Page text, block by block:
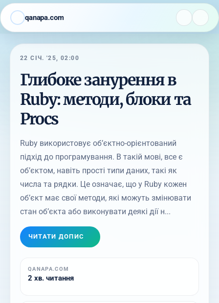
qanapa.com
22 СІЧ. '25, 02:00
Глибоке занурення в
Ruby: методи, блоки та
Procs
Ruby використовує об’єктно-орієнтований
підхід до програмування. В такій мові, все є
об’єктом, навіть прості типи даних, такі як
числа та рядки. Це означає, що у Ruby кожен
об’єкт має свої методи, які можуть змінювати
стан об’єкта або виконувати деякі дії н...
ЧИТАТИ ДОПИС
QANAPA.COM
2 хв. читання